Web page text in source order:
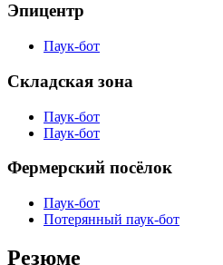
Эпицентр
Паук-бот
Складская зона
Паук-бот
Паук-бот
Фермерский посёлок
Паук-бот
Потерянный паук-бот
Резюме